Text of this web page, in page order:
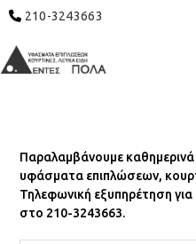
210-3243663
Παραλαμβάνουμε
υφάσματα επιπλώσεων,
Τηλεφωνική εξυπηρέτηση για
στο 210-3243663.